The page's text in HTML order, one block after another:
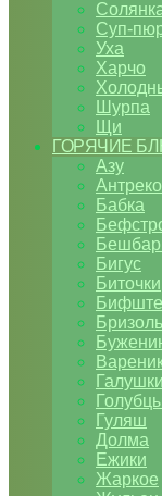
Суп-
Уха
Харчо
Шурпа
Щи
ГОРЯЧИЕ
Азу
Бабка
Бигус
Биточки
Бризоль
Галушки
Гуляш
Долма
Ежики
Жаркое